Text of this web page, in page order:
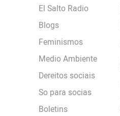
El Salto Radio
Blogs
Feminismos
Medio Ambiente
Dereitos sociais
So para socias
Boletins